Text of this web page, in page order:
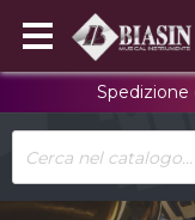
Spedizione